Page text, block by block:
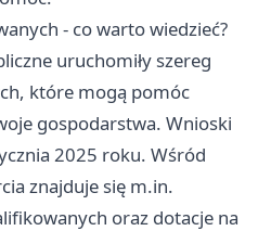
- co warto wiedzieć?
uruchomiły szereg
które mogą pomóc
gospodarstwa. Wnioski
2025 roku. Wśród
znajduje się m.in.
oraz dotacje na